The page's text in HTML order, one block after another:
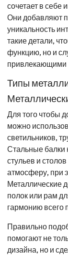
сочетает в себе
Они добавляют
уникальность
такие детали,
функцию, но и
привлекающими
Типы
Для того чтобы
можно
светильников,
Стальные балки
стульев и
атмосферу, при
Металлические
полок или рам
гармонию всего
Правильно
помогают не
дизайна, но и